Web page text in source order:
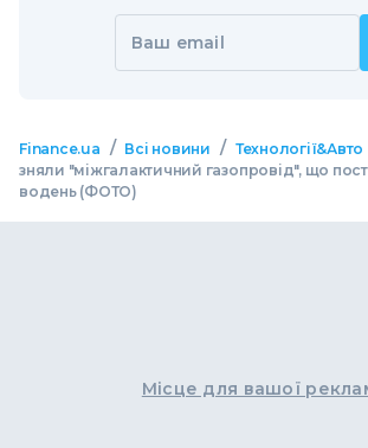
Ваш email
Finance.ua / Всі новини / Технології&Авто
зняли "міжгалактичний газопровід", що
водень (ФОТО)
Місце для вашої